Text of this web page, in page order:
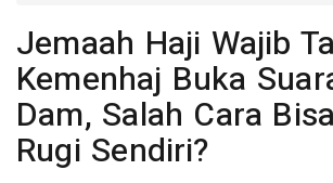
Jemaah Haji Wajib
Kemenhaj Buka
Dam, Salah Cara
Rugi Sendiri?